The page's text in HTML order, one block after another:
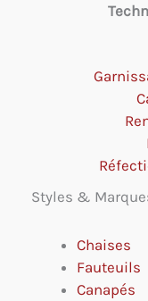
Styles &
Chaises
Fauteuils
Canapés